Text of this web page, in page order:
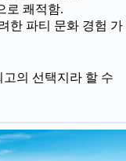
로 쾌적함.
한 파티 문화 경험 가
의 선택지라 할 수